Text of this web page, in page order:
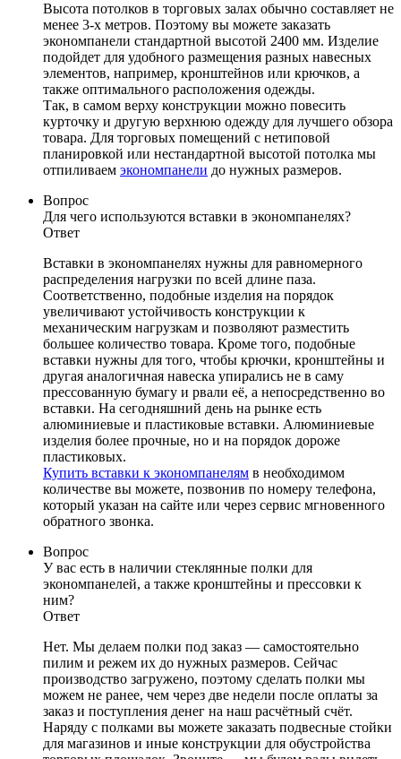
Высота потолков в торговых залах обычно составляет не
менее 3-х метров. Поэтому вы можете заказать
экономпанели стандартной высотой 2400 мм. Изделие
подойдет для удобного размещения разных навесных
элементов, например, кронштейнов или крючков, а
также оптимального расположения одежды.
Так, в самом верху конструкции можно повесить
курточку и другую верхнюю одежду для лучшего обзора
товара. Для торговых помещений с нетиповой
планировкой или нестандартной высотой потолка мы
отпиливаем экономпанели до нужных размеров.
Вопрос
Для чего используются вставки в экономпанелях?
Ответ
Вставки в экономпанелях нужны для равномерного
распределения нагрузки по всей длине паза.
Соответственно, подобные изделия на порядок
увеличивают устойчивость конструкции к
механическим нагрузкам и позволяют разместить
большее количество товара. Кроме того, подобные
вставки нужны для того, чтобы крючки, кронштейны и
другая аналогичная навеска упирались не в саму
прессованную бумагу и рвали её, а непосредственно во
вставки. На сегодняшний день на рынке есть
алюминиевые и пластиковые вставки. Алюминиевые
изделия более прочные, но и на порядок дороже
пластиковых.
Купить вставки к экономпанелям в необходимом
количестве вы можете, позвонив по номеру телефона,
который указан на сайте или через сервис мгновенного
обратного звонка.
Вопрос
У вас есть в наличии стеклянные полки для
экономпанелей, а также кронштейны и прессовки к
ним?
Ответ
Нет. Мы делаем полки под заказ — самостоятельно
пилим и режем их до нужных размеров. Сейчас
производство загружено, поэтому сделать полки мы
можем не ранее, чем через две недели после оплаты за
заказ и поступления денег на наш расчётный счёт.
Наряду с полками вы можете заказать подвесные стойки
для магазинов и иные конструкции для обустройства